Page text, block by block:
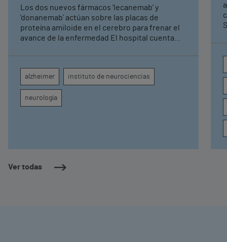
Ver todas
Los dos nuevos fármacos 'lecanemab' y
'donanemab' actúan sobre las placas de
proteína amiloide en el cerebro para frenar el
avance de la enfermedad El hospital cuenta
seguimiento clínico de cada paciente
alzheimer instituto de neurociencias
neurología